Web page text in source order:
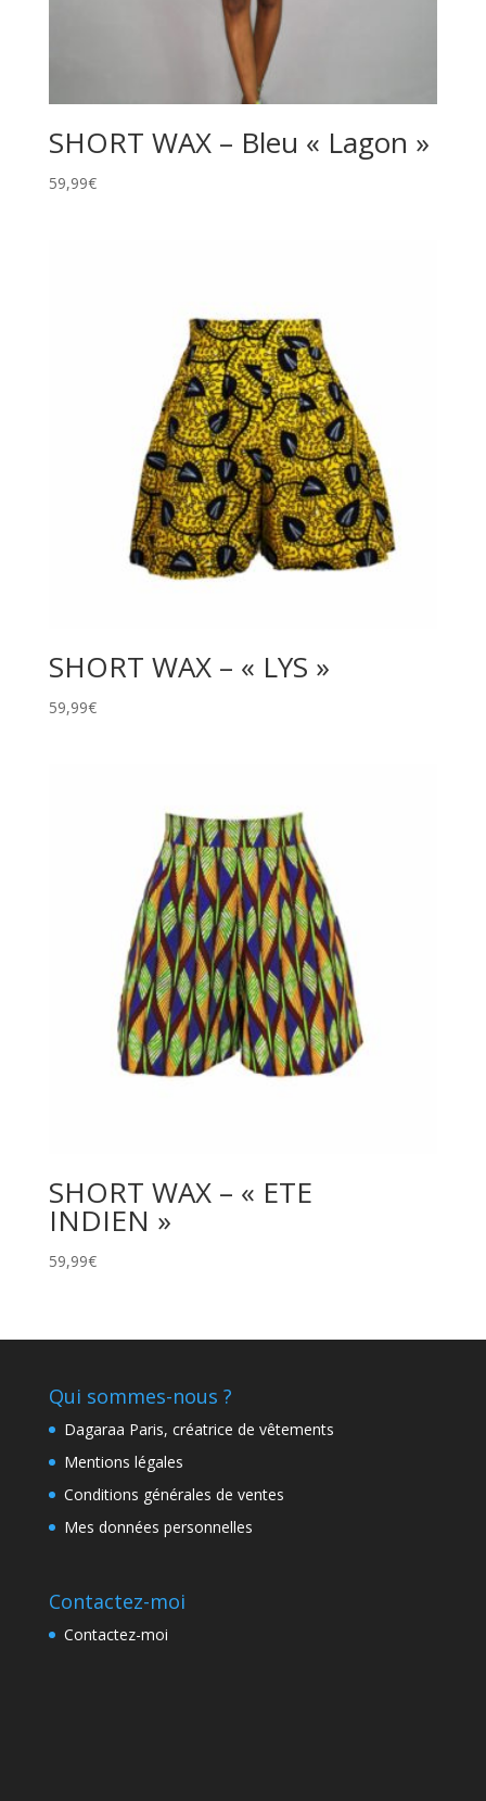
SHORT WAX – Bleu « Lagon »
59,99€
SHORT WAX – « LYS »
59,99€
SHORT WAX – « ETE
INDIEN »
59,99€
Qui sommes-nous ?
Dagaraa Paris, créatrice de vêtements
Mentions légales
Conditions générales de ventes
Mes données personnelles
Contactez-moi
Contactez-moi